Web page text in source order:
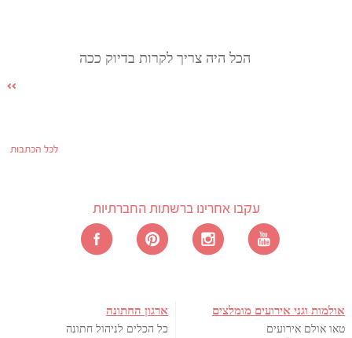
הכל היה צריך לקרות בדיוק ככה
לכל הכתבות
עקבו אחרינו ברשתות החברתיות
אולמות וגני אירועים מומלצים
טאו אולם אירועים
ארגון החתונה
כל הכלים לניהול חתונה